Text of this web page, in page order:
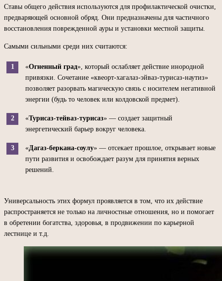
Ставы общего действия используются для профилактической очистки,
предваряющей основной обряд. Они предназначены для частичного
восстановления поврежденной ауры и установки местной защиты.
Самыми сильными среди них считаются:
«Огненный град», который ослабляет действие инородной
привязки. Сочетание «квеорт-хагалаз-эйваз-турисаз-наутиз»
позволяет разорвать магическую связь с носителем негативной
энергии (будь то человек или колдовской предмет).
«Турисаз-тейваз-турисаз» — создает защитный
энергетический барьер вокруг человека.
«Дагаз-беркана-соулу» — отсекает прошлое, открывает новые
пути развития и освобождает разум для принятия верных
решений.
Универсальность этих формул проявляется в том, что их действие
распространяется не только на личностные отношения, но и помогает
в обретении богатства, здоровья, в продвижении по карьерной
лестнице и т.д.